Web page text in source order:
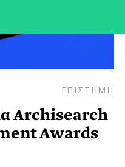
ΕΠΙΣΤΗΜΗ
Archisearch
Awards